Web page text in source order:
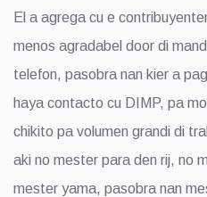
El a agrega cu e
menos agradabel door di
telefon, pasobra nan kier a
haya contacto cu DIMP, pa
chikito pa volumen grandi di
aki no mester para den rij, no
mester yama, pasobra nan